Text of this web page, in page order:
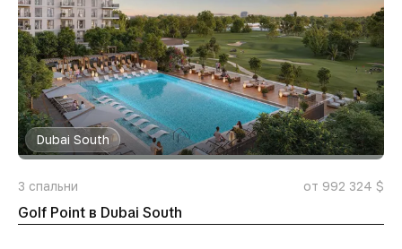
Dubai South
3 спальни от 992 324 $
Golf Point в Dubai South